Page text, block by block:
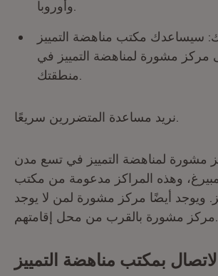
سيساعدك مكتب مناهضة التمييز
مركز مشورة لمناهضة التمييز في
مشورة لمناهضة التمييز في تسع مدن
وهذه المراكز مدعومة من مكتب
ويوجد أيضًا مركز مشورة لمن لا يوجد